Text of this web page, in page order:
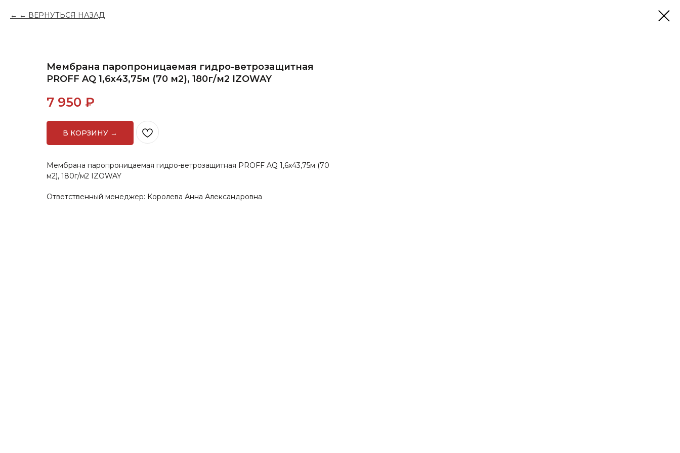
← ВЕРНУТЬСЯ НАЗАД
Мембрана паропроницаемая гидро-ветрозащитная
PROFF AQ 1,6х43,75м (70 м2), 180г/м2 IZOWAY
7 950 ₽
В КОРЗИНУ →
Мембрана паропроницаемая гидро-ветрозащитная PROFF AQ 1,6х43,75м (70
м2), 180г/м2 IZOWAY
Ответственный менеджер: Королева Анна Александровна